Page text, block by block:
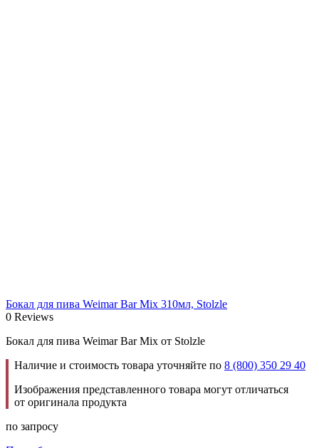
Бокал для пива Weimar Bar Mix 310мл, Stolzle
0 Reviews
Бокал для пива Weimar Bar Mix от Stolzle
Наличие и стоимость товара уточняйте по 8 (800) 350 29 40
Изображения представленного товара могут отличаться
от оригинала продукта
по запросу